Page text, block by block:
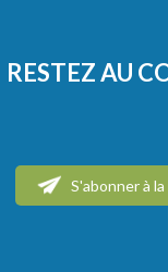
RESTEZ AU
S'abonner à